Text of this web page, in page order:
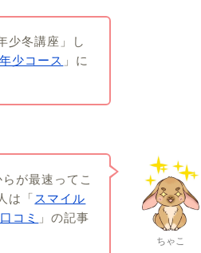
少冬講座」し
少コース 」に
ちゃこ
が最速ってこ
は「 スマイル
コミ 」の記事